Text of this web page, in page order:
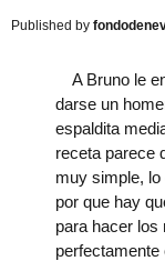
A Bruno le
darse un
espaldita
receta parece
muy simple,
por que hay
para hacer los